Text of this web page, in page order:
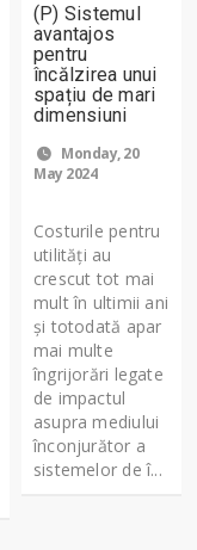
(P) Sistemul
avantajos
pentru
încălzirea unui
spațiu de mari
dimensiuni
Monday, 20
May 2024
Costurile pentru
utilități au
crescut tot mai
mult în ultimii ani
și totodată apar
mai multe
îngrijorări legate
de impactul
asupra mediului
înconjurător a
sistemelor de î...